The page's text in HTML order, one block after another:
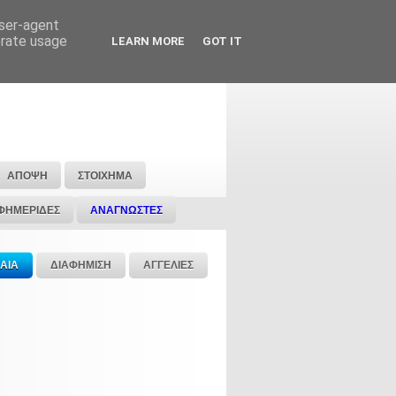
ΑΠΟΨΗ ΣΤΟΙΧΗΜΑ
ΑΝΑΓΝΩΣΤΕΣ
ΔΙΑΦΗΜΙΣΗ ΑΓΓΕΛΙΕΣ
agent
usage
LEARN MORE GOT IT